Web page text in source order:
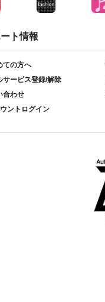
ト情報
ての方へ
サービス登録/解除
合わせ
ントログイン